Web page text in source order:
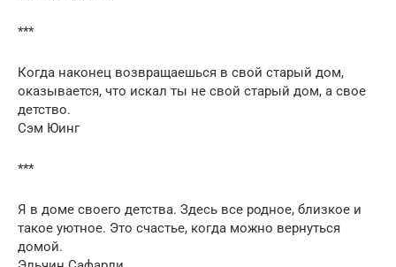
***
Когда наконец возвращаешься в свой старый дом,
оказывается, что искал ты не свой старый дом, а свое
детство.
Сэм Юинг
***
Я в доме своего детства. Здесь все родное, близкое и
такое уютное. Это счастье, когда можно вернуться
домой.